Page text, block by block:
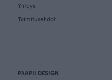
Yhteys
Toimitusehdot
PAAPII DESIGN